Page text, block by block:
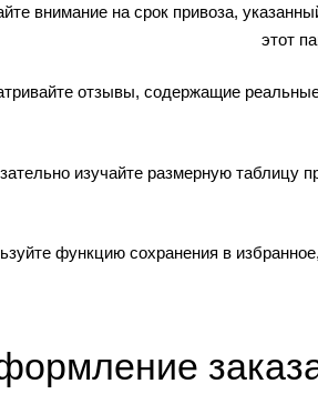
внимание на срок привоза,
этот
отзывы, содержащие
изучайте размерную таблицу
функцию сохранения в